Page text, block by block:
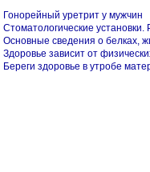
Гонорейный уретрит у мужчин
Стоматологические
Основные сведения о белках,
Здоровье зависит от
Береги здоровье в утробе